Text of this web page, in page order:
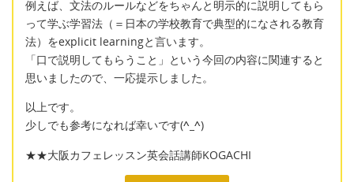
例えば、文法のルールなどをちゃんと明示的に説明してもら
って学ぶ学習法（＝日本の学校教育で典型的になされる教育
法）をexplicit learningと言います。
「口で説明してもらうこと」という今回の内容に関連すると
思いましたので、一応提示しました。
以上です。
少しでも参考になれば幸いです(^_^)
★★大阪カフェレッスン英会話講師KOGACHI